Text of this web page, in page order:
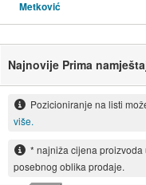
Metković
Najnovije Prima
Pozicioniranje na listi
više.
* najniža cijena
posebnog oblika prodaje.